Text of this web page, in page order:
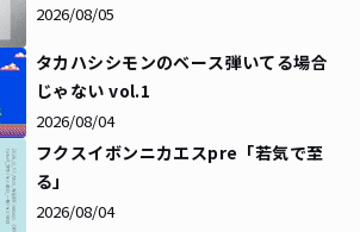
2026/08/05
タカハシシモンのベース弾いてる場合
じゃない vol.1
2026/08/04
フクスイボンニカエスpre「若気で至
る」
2026/08/04